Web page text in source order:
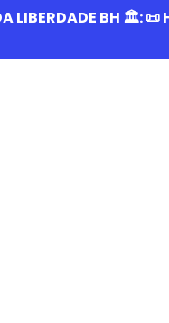
LIBERDADE BH 🏛️: 📜